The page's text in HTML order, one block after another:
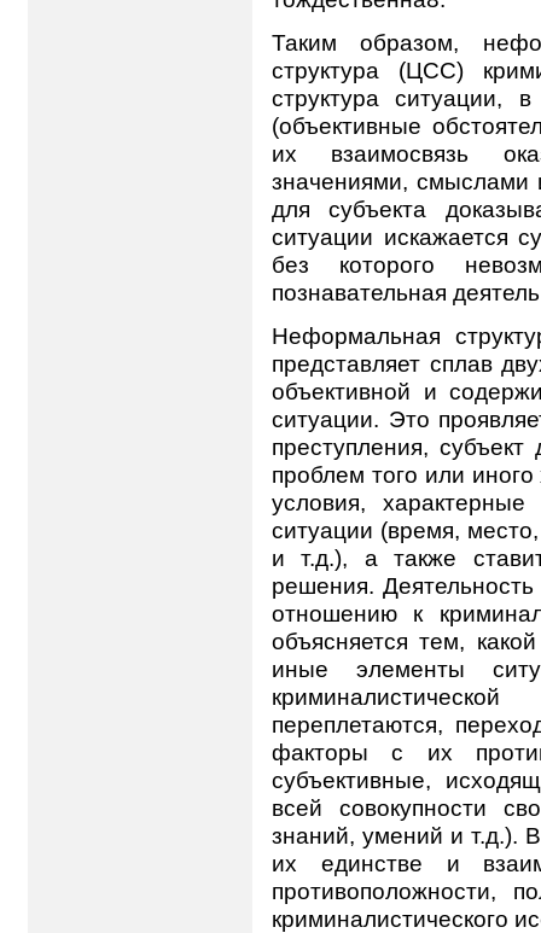
Таким образом,
структура (ЦСС)
структура ситуации,
(объективные
их взаимосвязь
значениями, смыслами
для субъекта
ситуации искажается
без которого
познавательная
Неформальная
представляет сплав
объективной и
ситуации. Это
преступления,
проблем того или
условия,
ситуации (время,
и т.д.), а также
решения.
отношению к
объясняется тем,
иные элементы
переплетаются,
факторы с их
субъективные,
всей совокупности
знаний, умений и т.д.).
их единстве и
противоположности,
криминалистического